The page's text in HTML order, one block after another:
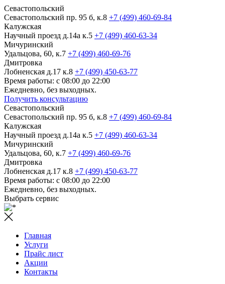
Севастопольский
Севастопольский пр. 95 б, к.8 +7 (499) 460-69-84
Калужская
Научный проезд д.14а к.5 +7 (499) 460-63-34
Мичуринский
Удальцова, 60, к.7 +7 (499) 460-69-76
Дмитровка
Лобненская д.17 к.8 +7 (499) 450-63-77
Время работы: с 08:00 до 22:00
Ежедневно, без выходных.
Получить консультацию
Севастопольский
Севастопольский пр. 95 б, к.8 +7 (499) 460-69-84
Калужская
Научный проезд д.14а к.5 +7 (499) 460-63-34
Мичуринский
Удальцова, 60, к.7 +7 (499) 460-69-76
Дмитровка
Лобненская д.17 к.8 +7 (499) 450-63-77
Время работы: с 08:00 до 22:00
Ежедневно, без выходных.
Выбрать сервис
Главная
Услуги
Прайс лист
Акции
Контакты